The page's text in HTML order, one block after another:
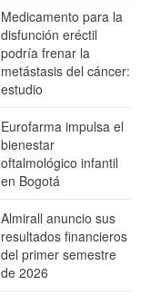
Medicamento para la
disfunción eréctil
podría frenar la
metástasis del cáncer:
estudio
Eurofarma impulsa el
bienestar
oftalmológico infantil
en Bogotá
Almirall anuncio sus
resultados financieros
del primer semestre
de 2026